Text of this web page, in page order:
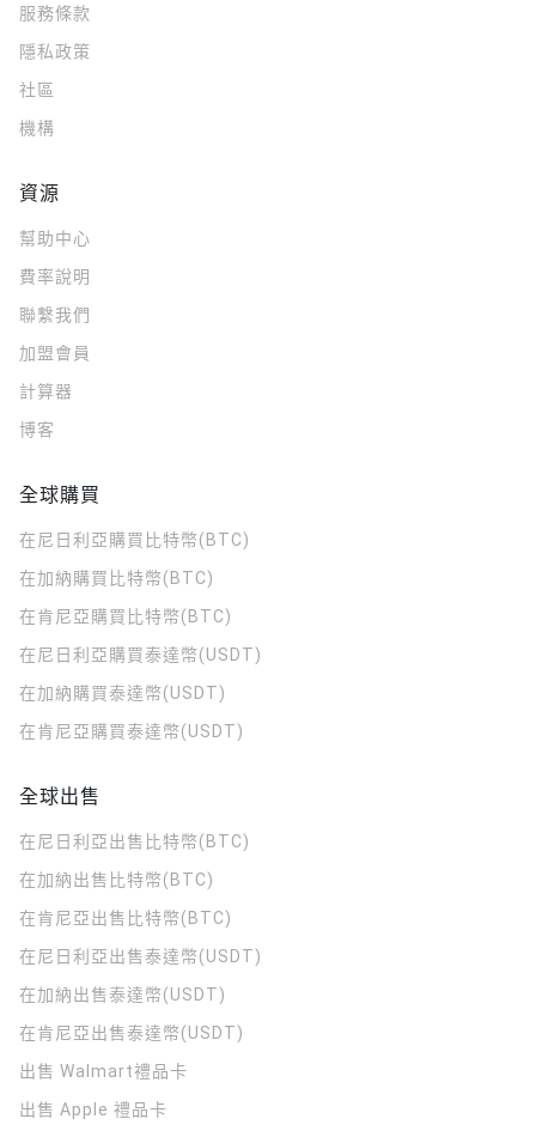
服務條款
隱私政策
社區
機構
資源
幫助中心
費率說明
聯繫我們
加盟會員
計算器
博客
全球購買
在尼日利亞購買比特幣(BTC)
在加納購買比特幣(BTC)
在肯尼亞購買比特幣(BTC)
在尼日利亞購買泰達幣(USDT)
在加納購買泰達幣(USDT)
在肯尼亞購買泰達幣(USDT)
全球出售
在尼日利亞出售比特幣(BTC)
在加納出售比特幣(BTC)
在肯尼亞出售比特幣(BTC)
在尼日利亞出售泰達幣(USDT)
在加納出售泰達幣(USDT)
在肯尼亞出售泰達幣(USDT)
出售 Walmart禮品卡
出售 Apple 禮品卡